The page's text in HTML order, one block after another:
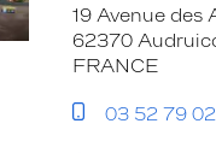
19 Avenue des
62370
FRANCE
03 52 79